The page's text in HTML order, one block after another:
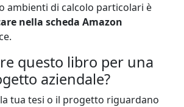
ambienti di calcolo particolari è
nella scheda Amazon
questo libro per una
aziendale?
tua tesi o il progetto riguardano